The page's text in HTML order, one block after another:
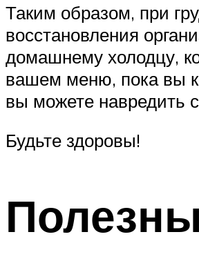
Таким образом, при
восстановления
домашнему холодцу,
вашем меню, пока вы
вы можете навредить
Будьте здоровы!